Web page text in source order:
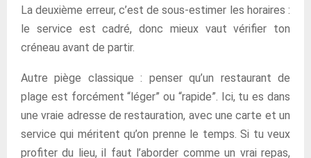
La deuxième erreur, c’est de sous-estimer les horaires :
le service est cadré, donc mieux vaut vérifier ton
créneau avant de partir.
Autre piège classique : penser qu’un restaurant de
plage est forcément “léger” ou “rapide”. Ici, tu es dans
une vraie adresse de restauration, avec une carte et un
service qui méritent qu’on prenne le temps. Si tu veux
profiter du lieu, il faut l’aborder comme un vrai repas,